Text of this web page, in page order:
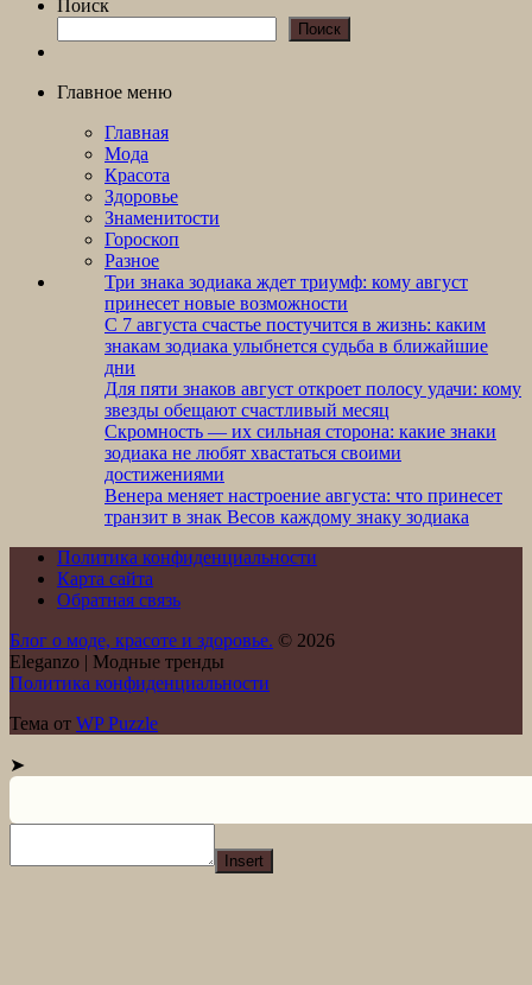
Поиск
Поиск
Главное меню
Главная
Мода
Красота
Здоровье
Знаменитости
Гороскоп
Разное
Три знака зодиака ждет триумф: кому август
принесет новые возможности
С 7 августа счастье постучится в жизнь: каким
знакам зодиака улыбнется судьба в ближайшие
дни
Для пяти знаков август откроет полосу удачи: кому
звезды обещают счастливый месяц
Скромность — их сильная сторона: какие знаки
зодиака не любят хвастаться своими
достижениями
Венера меняет настроение августа: что принесет
транзит в знак Весов каждому знаку зодиака
Политика конфиденциальности
Карта сайта
Обратная связь
Блог о моде, красоте и здоровье. © 2026
Eleganzo | Модные тренды
Политика конфиденциальности
Тема от WP Puzzle
➤
Insert